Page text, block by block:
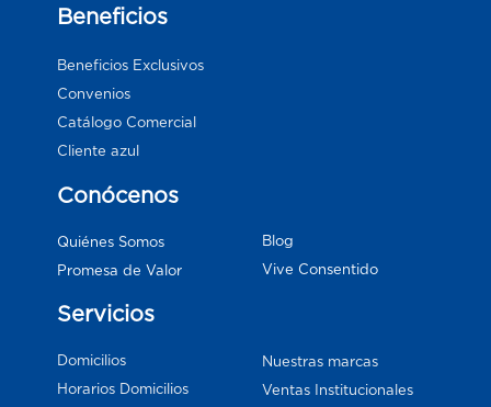
Beneficios
Beneficios Exclusivos
Convenios
Catálogo Comercial
Cliente azul
Conócenos
Quiénes Somos
Promesa de Valor
Blog
Vive Consentido
Servicios
Domicilios
Horarios Domicilios
Nuestras marcas
Ventas Institucionales